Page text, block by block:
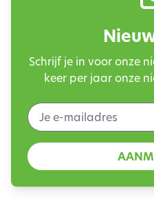
Schrijf je in voor onze
keer per jaar onze